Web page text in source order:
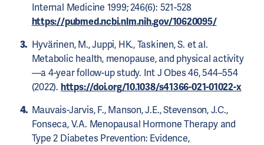
Internal Medicine 1999; 246(6): 521-528
https://pubmed.ncbi.nlm.nih.gov/10620095/
Hyvärinen, M., Juppi, HK., Taskinen, S. et al.
Metabolic health, menopause, and physical activity
—a 4-year follow-up study. Int J Obes 46, 544–554
(2022). https://doi.org/10.1038/s41366-021-01022-x
Mauvais-Jarvis, F., Manson, J.E., Stevenson, J.C.,
Fonseca, V.A. Menopausal Hormone Therapy and
Type 2 Diabetes Prevention: Evidence,